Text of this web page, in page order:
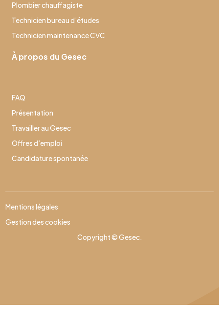
Plombier chauffagiste
Technicien bureau d’études
Technicien maintenance CVC
À propos du Gesec
FAQ
Présentation
Travailler au Gesec
Offres d’emploi
Candidature spontanée
Copyright © Gesec.
Mentions légales
Gestion des cookies